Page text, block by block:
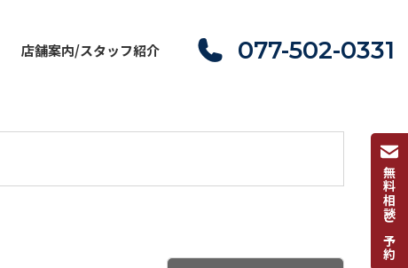
店舗案内/スタッフ紹介 077-502-0331
無料相談ご予約